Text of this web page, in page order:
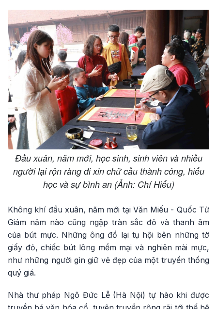
Đầu xuân, năm mới, học sinh, sinh viên và nhiều
người lại rộn ràng đi xin chữ cầu thành công, hiếu
học và sự bình an (Ảnh: Chí Hiếu)
Không khí đầu xuân, năm mới tại Văn Miếu - Quốc Tử
Giám năm nào cũng ngập tràn sắc đỏ và thanh âm
của bút mực. Những ông đồ lại tụ hội bên những tờ
giấy đỏ, chiếc bút lông mềm mại và nghiên mài mực,
như những người gìn giữ vẻ đẹp của một truyền thống
quý giá.
Nhà thư pháp Ngô Đức Lễ (Hà Nội) tự hào khi được